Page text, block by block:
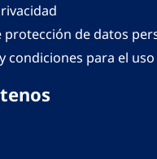
protección de datos
condiciones para el